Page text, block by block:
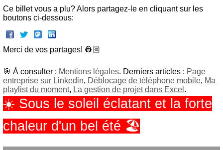
Ce billet vous a plu? Alors partagez-le en cliquant sur les
boutons ci-dessous:
Merci de vos partages! 👷🏻‍
🎯 À consulter : Mentions légales. Derniers articles : Page
entreprise sur Linkedin, Déblocage de téléphone mobile, Ma
playlist du moment, La gestion de projet dans Excel .
☀️ Sous le soleil éclatant et la forte
chaleur d'un bel été 🏖️